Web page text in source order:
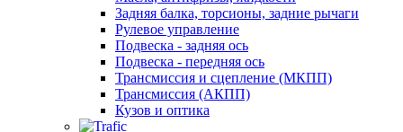
Задняя балка, торсионы, задние рычаги
Рулевое управление
Подвеска - задняя ось
Подвеска - передняя ось
Трансмиссия и сцепление (МКПП)
Трансмиссия (АКПП)
Кузов и оптика